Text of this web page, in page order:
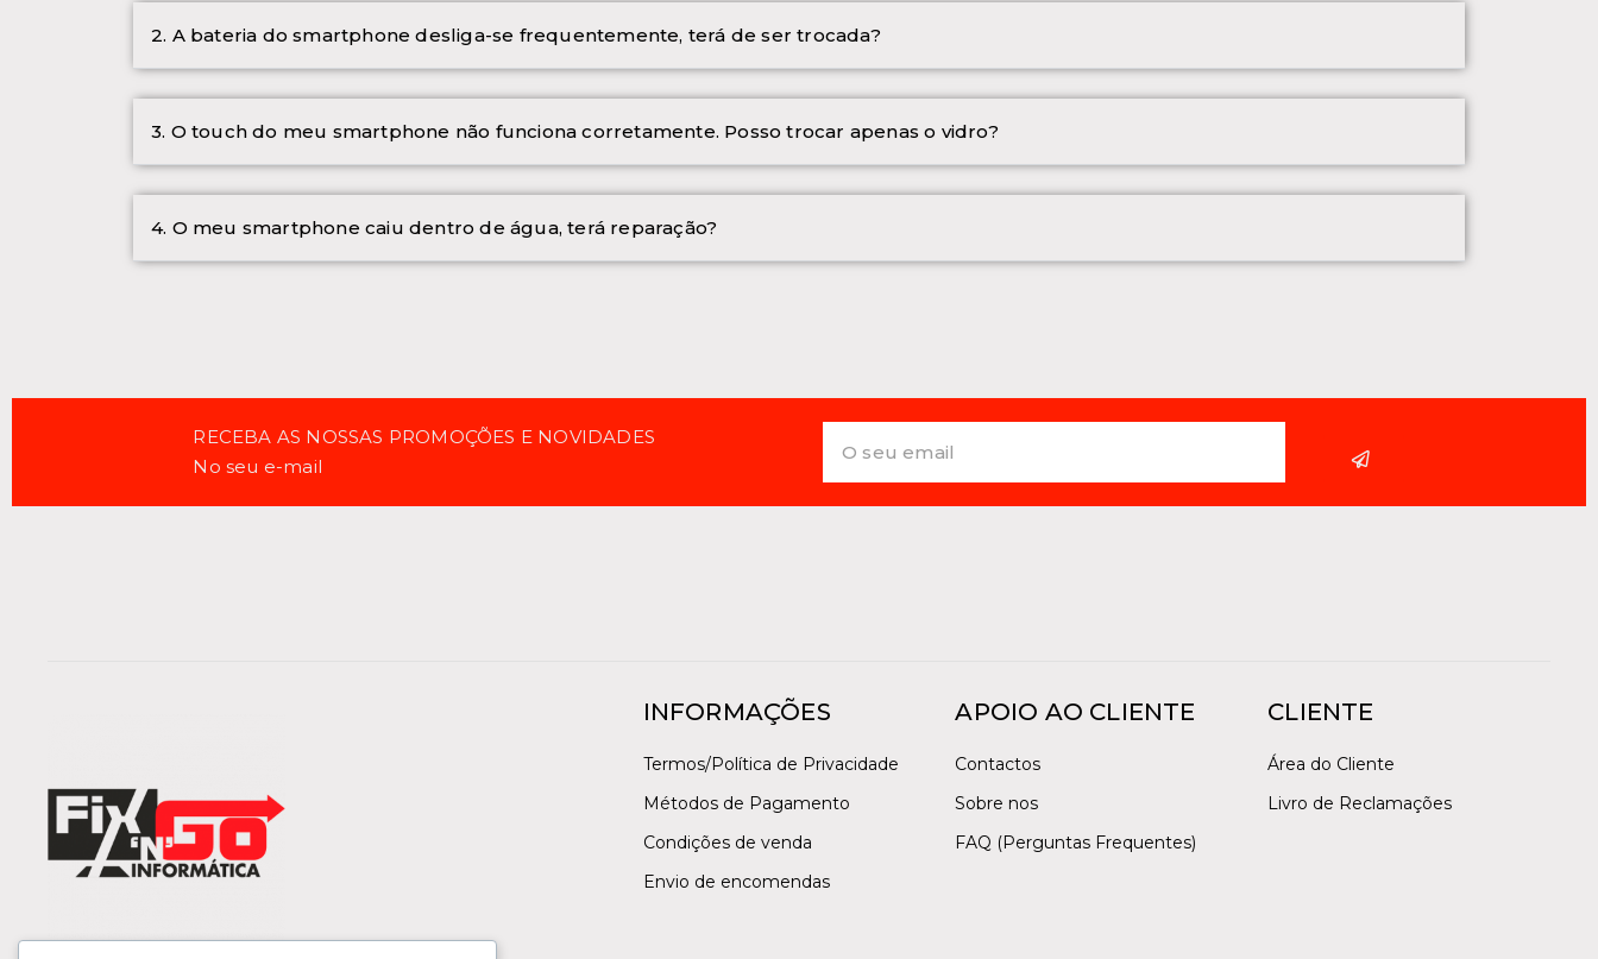
2. A bateria do smartphone desliga-se frequentemente, terá de ser trocada?
3. O touch do meu smartphone não funciona corretamente. Posso trocar apenas o vidro?
4. O meu smartphone caiu dentro de água, terá reparação?
RECEBA AS NOSSAS PROMOÇÕES E NOVIDADES
No seu e-mail
INFORMAÇÕES
Termos/Política de Privacidade
Métodos de Pagamento
Condições de venda
Envio de encomendas
APOIO AO CLIENTE
Contactos
Sobre nos
FAQ (Perguntas Frequentes)
CLIENTE
Área do Cliente
Livro de Reclamações